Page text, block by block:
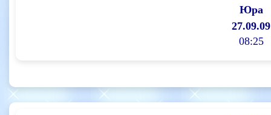
Юра
27.09.09
08:25